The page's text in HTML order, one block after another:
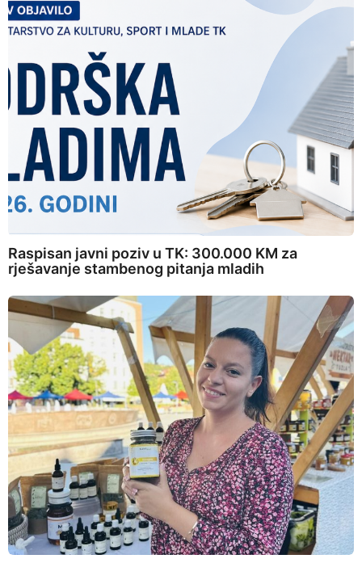
Raspisan javni poziv u TK: 300.000 KM za
rješavanje stambenog pitanja mladih